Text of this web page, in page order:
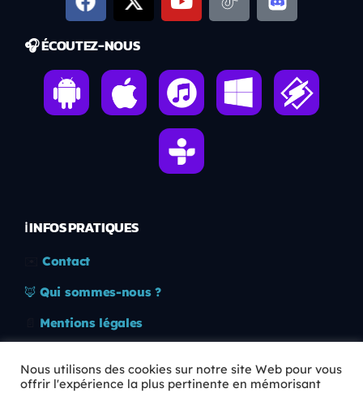
🎧 ÉCOUTEZ-NOUS
ℹ️ INFOS PRATIQUES
Contact
🦊 Qui sommes-nous ?
Mentions légales
🛡️ RGPD
Nous utilisons des cookies sur notre site Web pour vous
offrir l'expérience la plus pertinente en mémorisant